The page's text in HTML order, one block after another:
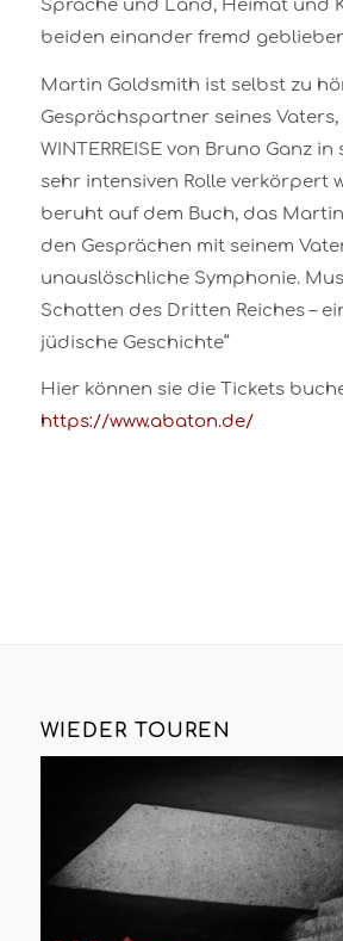
Sprache und Land, Heimat und
beiden einander fremd
Martin Goldsmith ist selbst zu
Gesprächspartner seines
WINTERREISE von Bruno Ganz
sehr intensiven Rolle verkörpert
beruht auf dem Buch, das
den Gesprächen mit seinem
unauslöschliche Symphonie.
Schatten des Dritten Reiches –
jüdische Geschichte“
Hier können sie die Tickets
https://www.abaton.de/
WIEDER TOUREN